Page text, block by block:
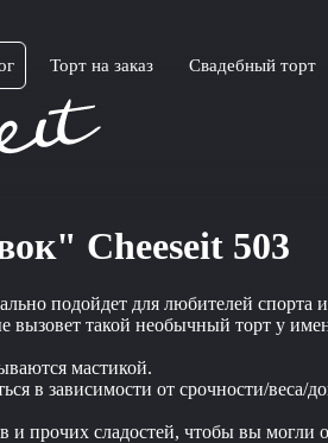
Торт на заказ Свадебный торт
Сheeseit 503
подойдет для любителей
вызовет такой необычный торт у
мастикой.
в зависимости от срочности/веса/
и прочих сладостей, чтобы вы